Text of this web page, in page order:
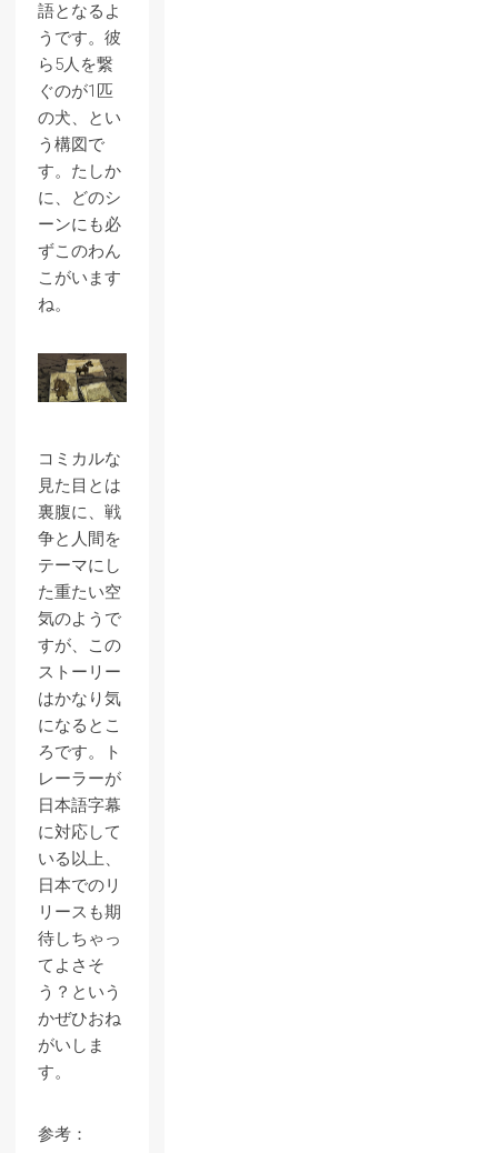
語となるよ
うです。彼
ら5人を繋
ぐのが1匹
の犬、とい
う構図で
す。たしか
に、どのシ
ーンにも必
ずこのわん
こがいます
ね。
コミカルな
見た目とは
裏腹に、戦
争と人間を
テーマにし
た重たい空
気のようで
すが、この
ストーリー
はかなり気
になるとこ
ろです。ト
レーラーが
日本語字幕
に対応して
いる以上、
日本でのリ
リースも期
待しちゃっ
てよさそ
う？という
かぜひおね
がいしま
す。
参考：